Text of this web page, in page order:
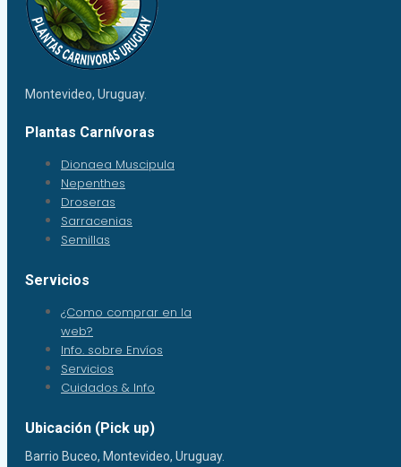
Montevideo, Uruguay.
Plantas Carnívoras
Dionaea Muscipula
Nepenthes
Droseras
Sarracenias
Semillas
Servicios
¿Como comprar en la
web?
Info. sobre Envíos
Servicios
Cuidados & Info
Ubicación (Pick up)
Barrio Buceo, Montevideo, Uruguay.